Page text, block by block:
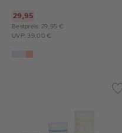
29,95
Bestpreis: 29,95 €
UVP: 39,00 €